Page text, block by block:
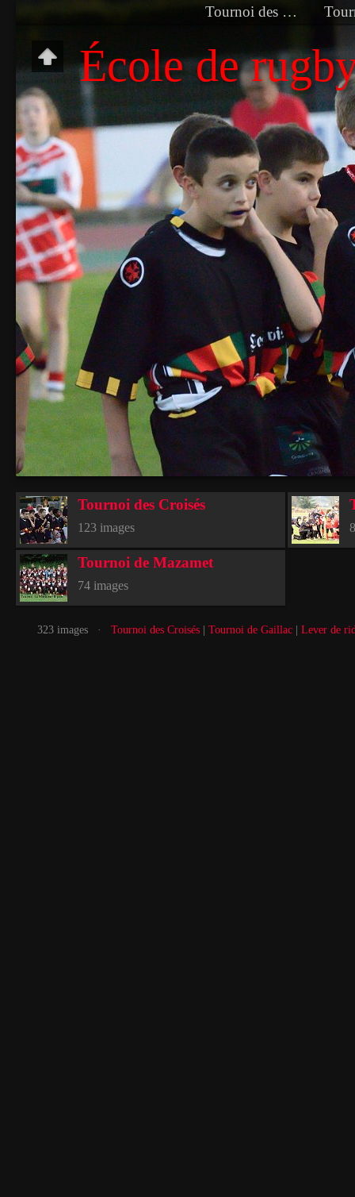
Tournoi des Croisés
École de
Tournoi des Croisés
123 images
Tournoi de Mazamet
74 images
323 images · Tournoi des Croisés | Tournoi de Gaillac | Lever de